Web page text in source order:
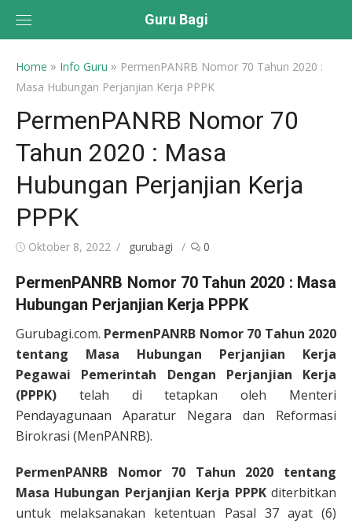
Guru Bagi
Home » Info Guru » PermenPANRB Nomor 70 Tahun 2020 :
Masa Hubungan Perjanjian Kerja PPPK
PermenPANRB Nomor 70
Tahun 2020 : Masa
Hubungan Perjanjian Kerja
PPPK
Posted
Oktober 8, 2022 Author
gurubagi 0
PermenPANRB Nomor 70 Tahun 2020 : Masa
Hubungan Perjanjian Kerja PPPK
Gurubagi.com. PermenPANRB Nomor 70 Tahun 2020
tentang Masa Hubungan Perjanjian Kerja
Pegawai Pemerintah Dengan Perjanjian Kerja
(PPPK) telah di tetapkan oleh Menteri
Pendayagunaan Aparatur Negara dan Reformasi
Birokrasi (MenPANRB).
PermenPANRB Nomor 70 Tahun 2020 tentang
Masa Hubungan Perjanjian Kerja PPPK diterbitkan
untuk melaksanakan ketentuan Pasal 37 ayat (6)